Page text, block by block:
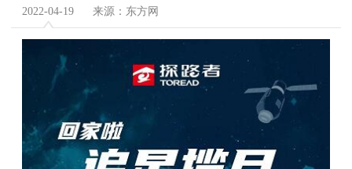
2022-04-19 来源：东方网